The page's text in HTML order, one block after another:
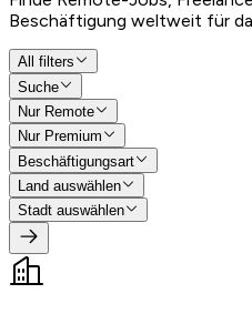
Beschäftigung weltweit für
All filters
Suche
Nur Remote
Nur Premium
Beschäftigungsart
Land auswählen
Stadt auswählen